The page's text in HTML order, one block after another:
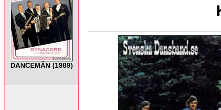
DANCEMÄN (1989)